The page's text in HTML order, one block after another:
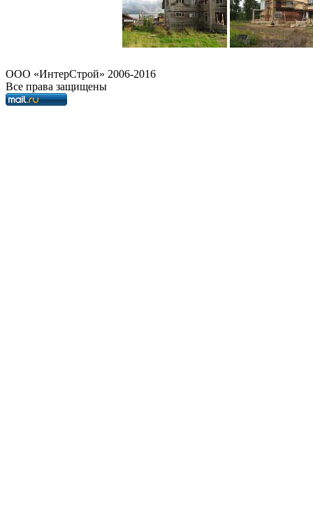
OOO «ИнтерСтрой» 2006-2016
Все права защищены